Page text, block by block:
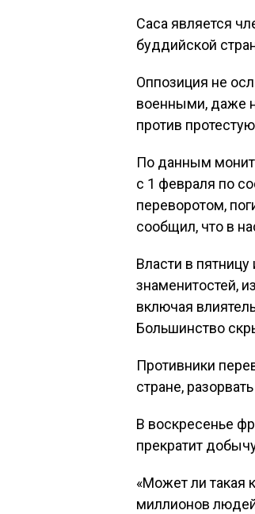
Саса является
буддийской
Оппозиция не
военными, даже
против
По данным
с 1 февраля по
переворотом,
сообщил, что в
Власти в
знаменитостей,
включая
Большинство
Противники
стране,
В воскресенье
прекратит
«Может ли такая
миллионов